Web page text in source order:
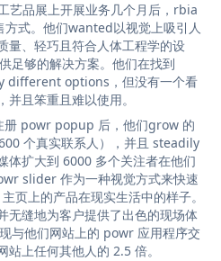
艺品展上开展业务几个月后，rbia
式。他们wanted以视觉上吸引人
量、轻巧且符合人体工程学的设
足够的解决方案。他们在找到
different options，但没有一个看
且笨重且难以使用。
powr popup 后，他们grow 的
个真实联系人），并且 steadily
体扩大到 6000 多个关注者在他们
slider 作为一种视觉方式来快速
页上的产品在现实生活中的样子。
无缝地为客户提供了出色的现场体
与他们网站上的 powr 应用程序交
上任何其他人的 2.5 倍。